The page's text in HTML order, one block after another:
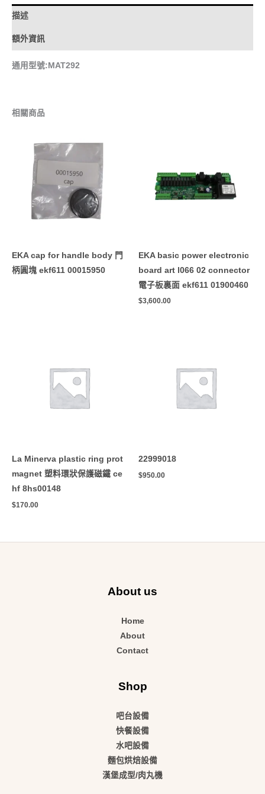
描述
額外資訊
通用型號:MAT292
相關商品
EKA cap for handle body 門
柄圓塊 ekf611 00015950
EKA basic power electronic
board art l066 02 connector
電子板裏面 ekf611 01900460
$3,600.00
La Minerva plastic ring prot
magnet 塑料環狀保護磁鐵 ce
hf 8hs00148
$170.00
22999018
$950.00
About us
Home
About
Contact
Shop
吧台設備
快餐設備
水吧設備
麵包烘焙設備
漢堡成型/肉丸機